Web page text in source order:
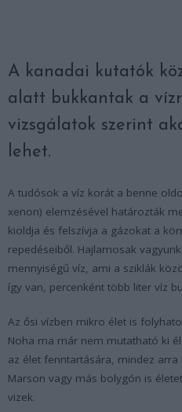
A kanadai kutatók
alatt bukkantak a
vizsgálatok szerint
lehet.
A tudósok a víz korát a benne
xenon) elemzésével határozták
kioldja és felszívja a gázokat a
repedéseiből. Hajlamosak
mennyiségű víz, ami a sziklák
így van, percenként több liter víz
Az ősi vízben mikro élet is
Noha ma már nem mutatható ki
az élet fenntartására, mindez
Marson vagy más bolygón is
vizek.